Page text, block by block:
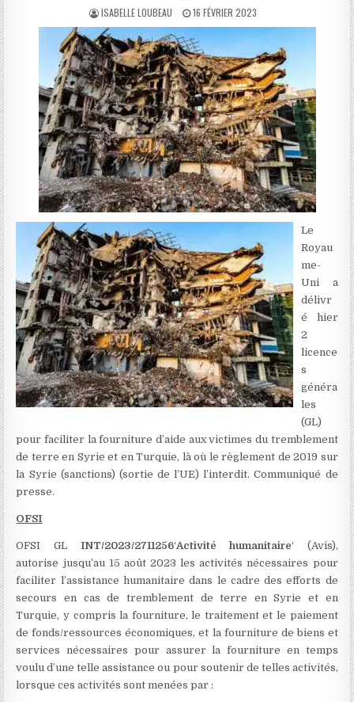
AUTHOR:
ISABELLE LOUBEAU
PUBLISHED
DATE:
16 FÉVRIER 2023
Le
Royau
me-
Uni a
délivr
é hier
2
licence
s
généra
les
(GL)
pour faciliter la fourniture d’aide aux victimes du tremblement
de terre en Syrie et en Turquie, là où le règlement de 2019 sur
la Syrie (sanctions) (sortie de l’UE) l’interdit. Communiqué de
presse.
OFSI
OFSI GL INT/2023/2711256‘Activité humanitaire‘ (Avis),
autorise jusqu’au 15 août 2023 les activités nécessaires pour
faciliter l’assistance humanitaire dans le cadre des efforts de
secours en cas de tremblement de terre en Syrie et en
Turquie, y compris la fourniture, le traitement et le paiement
de fonds/ressources économiques, et la fourniture de biens et
services nécessaires pour assurer la fourniture en temps
voulu d’une telle assistance ou pour soutenir de telles activités,
lorsque ces activités sont menées par :